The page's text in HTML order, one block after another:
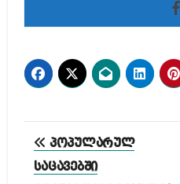
პოსტის
ნავიგაცია
პოპულარულ
საცავებში